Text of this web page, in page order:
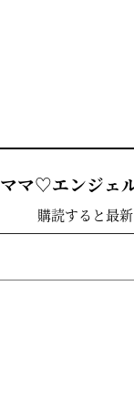
ママ♡エンジェ
購読すると最